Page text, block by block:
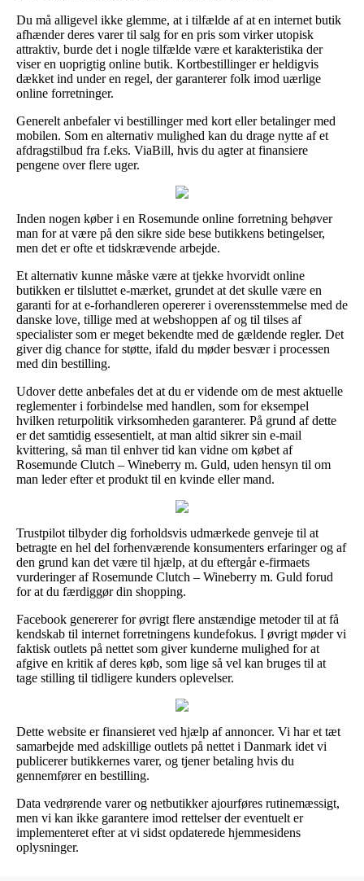
Du må alligevel ikke glemme, at i tilfælde af at en internet butik
afhænder deres varer til salg for en pris som virker utopisk
attraktiv, burde det i nogle tilfælde være et karakteristika der
viser en uoprigtig online butik. Kortbestillinger er heldigvis
dækket ind under en regel, der garanterer folk imod uærlige
online forretninger.
Generelt anbefaler vi bestillinger med kort eller betalinger med
mobilen. Som en alternativ mulighed kan du drage nytte af et
afdragstilbud fra f.eks. ViaBill, hvis du agter at finansiere
pengene over flere uger.
Inden nogen køber i en Rosemunde online forretning behøver
man for at være på den sikre side bese butikkens betingelser,
men det er ofte et tidskrævende arbejde.
Et alternativ kunne måske være at tjekke hvorvidt online
butikken er tilsluttet e-mærket, grundet at det skulle være en
garanti for at e-forhandleren opererer i overensstemmelse med de
danske love, tillige med at webshoppen af og til tilses af
specialister som er meget bekendte med de gældende regler. Det
giver dig chance for støtte, ifald du møder besvær i processen
med din bestilling.
Udover dette anbefales det at du er vidende om de mest aktuelle
reglementer i forbindelse med handlen, som for eksempel
hvilken returpolitik virksomheden garanterer. På grund af dette
er det samtidig essesentielt, at man altid sikrer sin e-mail
kvittering, så man til enhver tid kan vidne om købet af
Rosemunde Clutch – Wineberry m. Guld, uden hensyn til om
man leder efter et produkt til en kvinde eller mand.
Trustpilot tilbyder dig forholdsvis udmærkede genveje til at
betragte en hel del forhenværende konsumenters erfaringer og af
den grund kan det være til hjælp, at du eftergår e-firmaets
vurderinger af Rosemunde Clutch – Wineberry m. Guld forud
for at du færdiggør din shopping.
Facebook genererer for øvrigt flere anstændige metoder til at få
kendskab til internet forretningens kundefokus. I øvrigt møder vi
faktisk outlets på nettet som giver kunderne mulighed for at
afgive en kritik af deres køb, som lige så vel kan bruges til at
tage stilling til tidligere kunders oplevelser.
Dette website er finansieret ved hjælp af annoncer. Vi har et tæt
samarbejde med adskillige outlets på nettet i Danmark idet vi
publicerer butikkernes varer, og tjener betaling hvis du
gennemfører en bestilling.
Data vedrørende varer og netbutikker ajourføres rutinemæssigt,
men vi kan ikke garantere imod rettelser der eventuelt er
implementeret efter at vi sidst opdaterede hjemmesidens
oplysninger.